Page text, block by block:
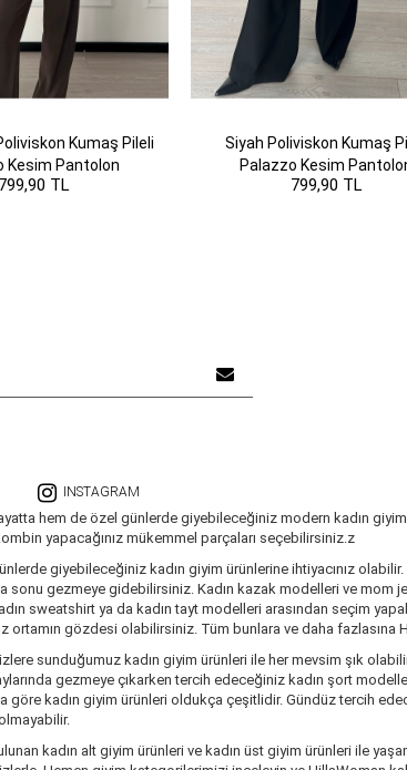
Kumaş Pileli
Kesim Pantolon
799,90 TL
Siyah Poliviskon Kumaş
Palazzo Kesim
799,90 TL
INSTAGRAM
hem de özel günlerde giyebileceğiniz modern kadın
yapacağınız mükemmel parçaları seçebilirsiniz.z
giyebileceğiniz kadın giyim ürünlerine ihtiyacınız
gezmeye gidebilirsiniz. Kadın kazak modelleri ve mom
sweatshirt ya da kadın tayt modelleri arasından seçim
gözdesi olabilirsiniz. Tüm bunlara ve daha
sunduğumuz kadın giyim ürünleri ile her mevsim şık
gezmeye çıkarken tercih edeceğiniz kadın şort
kadın giyim ürünleri oldukça çeşitlidir. Gündüz tercih
kadın alt giyim ürünleri ve kadın üst giyim ürünleri ile